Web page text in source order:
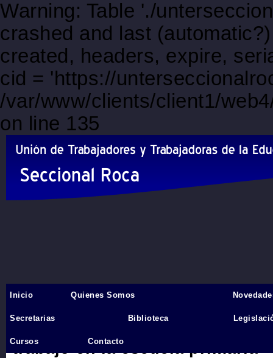
Warning: Table './
crashed and last
created, headers, expire,
cid = 'https://
/var/www/clients/client1/
on line 135
Inicio
Docentes de infancia.
trabajo en la escuela primaria
Inicio Quienes Somos
Secretarias Biblioteca
Cursos Contacto